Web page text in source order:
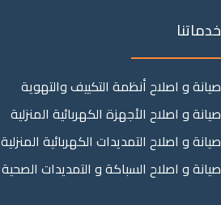
خدماتنا
صيانة و اصلاح أنظمة التكييف والتهوية
صيانة و اصلاح الأجهزة الكهربائية المنزلية
صيانة و اصلاح التمديدات الكهربائية المنزلية
صيانة و اصلاح السباكة و التمديدات الصحية